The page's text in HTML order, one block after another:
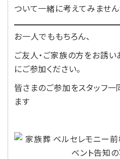
ついて一緒に考えてみません
お一人でももちろん、
ご友人・ご家族の方をお誘
にご参加ください。
皆さまのご参加をスタッフ一
ます